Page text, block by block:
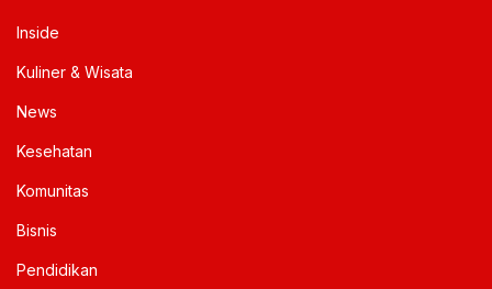
Inside
Kuliner & Wisata
News
Kesehatan
Komunitas
Bisnis
Pendidikan